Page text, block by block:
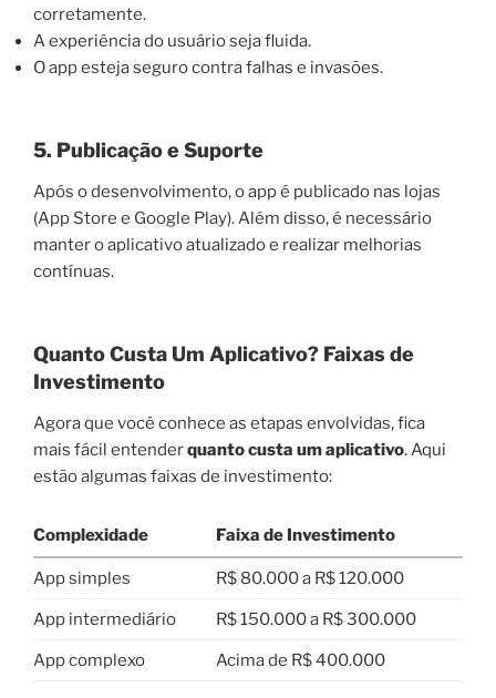
corretamente.
A experiência do usuário seja fluida.
O app esteja seguro contra falhas e invasões.
5. Publicação e Suporte
Após o desenvolvimento, o app é publicado nas lojas
(App Store e Google Play). Além disso, é necessário
manter o aplicativo atualizado e realizar melhorias
contínuas.
Quanto Custa Um Aplicativo? Faixas de
Investimento
Agora que você conhece as etapas envolvidas, fica
mais fácil entenderquanto custa um aplicativo. Aqui
estão algumas faixas de investimento:
Complexidade Faixa de Investimento
App simples R$ 80.000 a R$ 120.000
App intermediário R$ 150.000 a R$ 300.000
App complexo Acima de R$ 400.000